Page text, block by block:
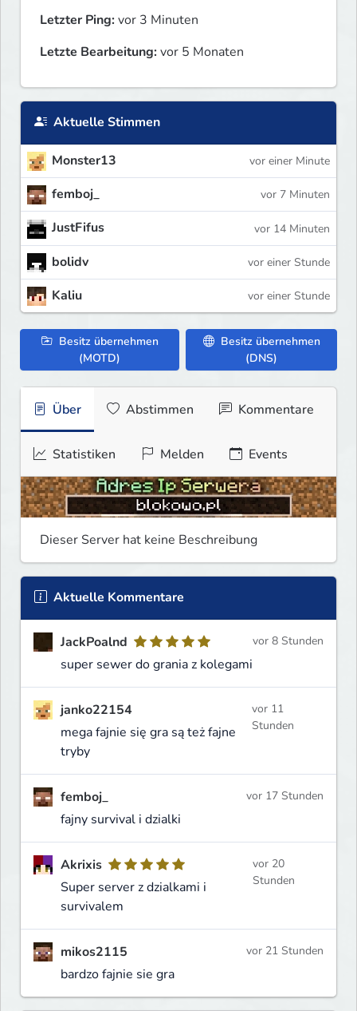
Letzter Ping:vor 3 Minuten
Letzte Bearbeitung:vor 5 Monaten
Aktuelle Stimmen
Monster13 vor einer Minute
femboj_ vor 7 Minuten
JustFifus vor 14 Minuten
bolidv vor einer Stunde
Kaliu vor einer Stunde
Besitz übernehmen
(MOTD)
Besitz übernehmen
(DNS)
Über Abstimmen Kommentare
Statistiken Melden Events
Dieser Server hat keine Beschreibung
Aktuelle Kommentare
JackPoalnd
super sewer do grania z kolegami
vor 8 Stunden
janko22154
mega fajnie się gra są też fajne
tryby
vor 11
Stunden
femboj_
fajny survival i dzialki
vor 17 Stunden
Akrixis
Super server z dzialkami i
survivalem
vor 20
Stunden
mikos2115
bardzo fajnie sie gra
vor 21 Stunden